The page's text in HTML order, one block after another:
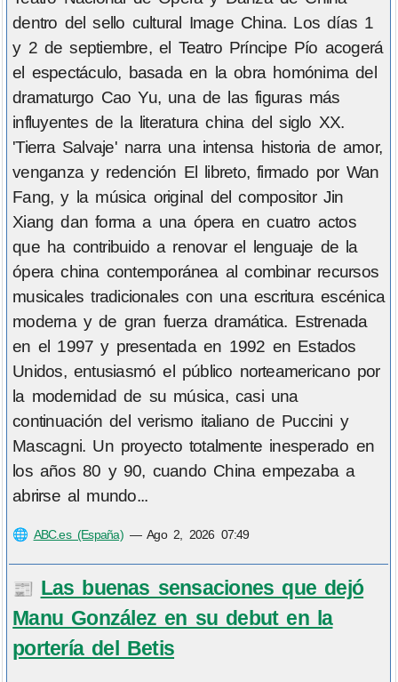
dentro del sello cultural Image China. Los días 1
y 2 de septiembre, el Teatro Príncipe Pío acogerá
el espectáculo, basada en la obra homónima del
dramaturgo Cao Yu, una de las figuras más
influyentes de la literatura china del siglo XX.
'Tierra Salvaje' narra una intensa historia de amor,
venganza y redención El libreto, firmado por Wan
Fang, y la música original del compositor Jin
Xiang dan forma a una ópera en cuatro actos
que ha contribuido a renovar el lenguaje de la
ópera china contemporánea al combinar recursos
musicales tradicionales con una escritura escénica
moderna y de gran fuerza dramática. Estrenada
en el 1997 y presentada en 1992 en Estados
Unidos, entusiasmó el público norteamericano por
la modernidad de su música, casi una
continuación del verismo italiano de Puccini y
Mascagni. Un proyecto totalmente inesperado en
los años 80 y 90, cuando China empezaba a
abrirse al mundo...
🌐 ABC.es (España)—Ago 2, 2026 07:49
📰 Las buenas sensaciones que dejó
Manu González en su debut en la
portería del Betis